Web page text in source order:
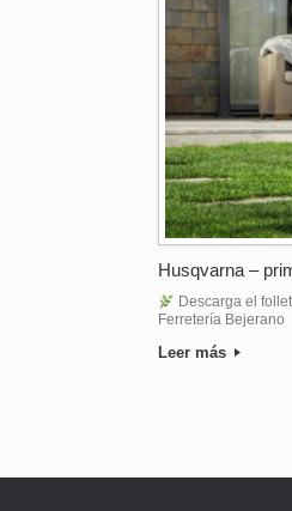
Husqvarna –
Descarga el
Ferretería Bejerano
Leer más